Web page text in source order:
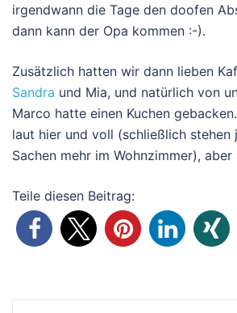
irgendwann die Tage den doofen
dann kann der Opa kommen :-).
Zusätzlich hatten wir dann lieben
Sandra und Mia, und natürlich von
Marco hatte einen Kuchen
laut hier und voll (schließlich stehen
Sachen mehr im Wohnzimmer),
Teile diesen Beitrag: